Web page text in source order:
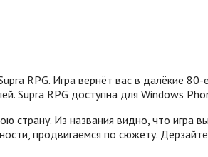
RPG. Игра вернёт вас в далёкие
Supra RPG доступна для Windows
страну. Из названия видно, что игра
продвигаемся по сюжету.